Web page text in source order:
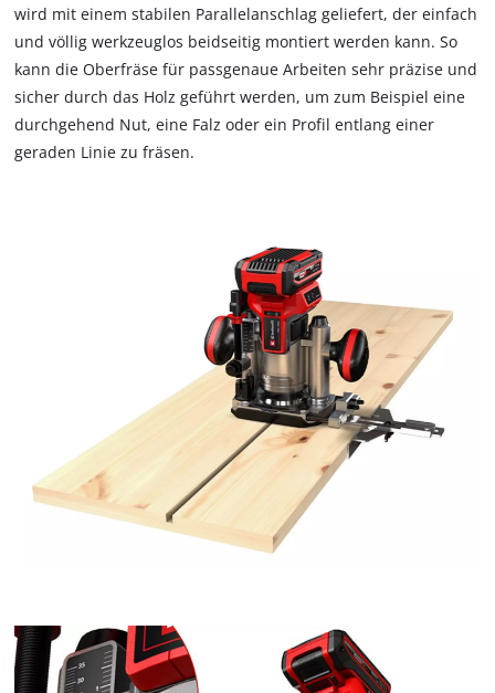
Wir benötigen deine Zustimmung, um
Google Maps laden zu können!
This content is not permitted to load due
to trackers that are not disclosed to the
visitor. The website owner needs to setup
the site with their CMP to add this content
to the list of technologies used.
Powered by
Usercentrics Consent
Management Platform
wird mit einem stabilen Parallelanschlag geliefert, der einfach
und völlig werkzeuglos beidseitig montiert werden kann. So
kann die Oberfräse für passgenaue Arbeiten sehr präzise und
sicher durch das Holz geführt werden, um zum Beispiel eine
durchgehend Nut, eine Falz oder ein Profil entlang einer
geraden Linie zu fräsen.